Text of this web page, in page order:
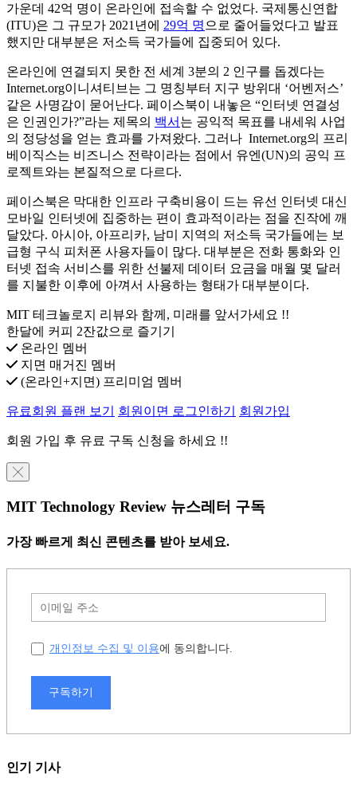
가운데 42억 명이 온라인에 접속할 수 없었다. 국제통신연합
(ITU)은 그 규모가 2021년에 29억 명 으로 줄어들었다고 발표
했지만 대부분은 저소득 국가들에 집중되어 있다.
온라인에 연결되지 못한 전 세계 3분의 2 인구를 돕겠다는
Internet.org이니셔티브는 그 명칭부터 지구 방위대 ‘어벤저스’
같은 사명감이 묻어난다. 페이스북이 내놓은 “인터넷 연결성
은 인권인가?”라는 제목의 백서 는 공익적 목표를 내세워 사업
의 정당성을 얻는 효과를 가져왔다. 그러나 Internet.org의 프리
베이직스는 비즈니스 전략이라는 점에서 유엔(UN)의 공익 프
로젝트와는 본질적으로 다르다.
페이스북은 막대한 인프라 구축비용이 드는 유선 인터넷 대신
모바일 인터넷에 집중하는 편이 효과적이라는 점을 진작에 깨
달았다. 아시아, 아프리카, 남미 지역의 저소득 국가들에는 보
급형 구식 피처폰 사용자들이 많다. 대부분은 전화 통화와 인
터넷 접속 서비스를 위한 선불제 데이터 요금을 매월 몇 달러
를 지불한 이후에 아껴서 사용하는 형태가 대부분이다.
MIT 테크놀로지 리뷰와 함께, 미래를 앞서가세요 !!
한달에 커피 2잔값으로 즐기기
온라인 멤버
지면 매거진 멤버
(온라인+지면) 프리미엄 멤버
유료회원 플랜 보기 회원이면 로그인하기 회원가입
회원 가입 후 유료 구독 신청을 하세요 !!
╳
MIT Technology Review 뉴스레터 구독
가장 빠르게 최신 콘텐츠를 받아 보세요.
개인정보 수집 및 이용에 동의합니다.
구독하기
인기 기사